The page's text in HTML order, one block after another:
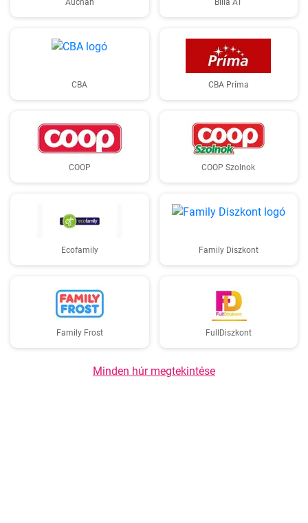
Auchan Billa AT
CBA CBA Príma
COOP COOP Szolnok
Ecofamily Family Diszkont
Family Frost FullDiszkont
Minden húr megtekintése